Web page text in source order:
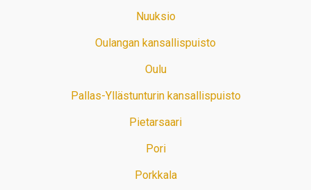
Nuuksio
Oulangan kansallispuisto
Oulu
Pallas-Yllästunturin kansallispuisto
Pietarsaari
Pori
Porkkala